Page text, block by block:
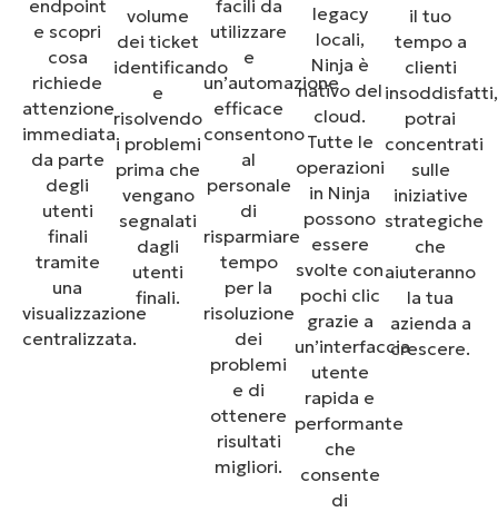
endpoint
e scopri
cosa
richiede
attenzione
immediata
da parte
degli
utenti
finali
tramite
una
visualizzazione
centralizzata.
volume
dei ticket
identificando
e
risolvendo
i problemi
prima che
vengano
segnalati
dagli
utenti
finali.
facili da
utilizzare
e
un’automazione
efficace
consentono
al
personale
di
risparmiare
tempo
per la
risoluzione
dei
problemi
e di
ottenere
risultati
migliori.
legacy
locali,
Ninja è
nativo del
cloud.
Tutte le
operazioni
in Ninja
possono
essere
svolte con
pochi clic
grazie a
un’interfaccia
utente
rapida e
performante
che
consente
di
il tuo
tempo a
clienti
insoddisfatti,
potrai
concentrati
sulle
iniziative
strategiche
che
aiuteranno
la tua
azienda a
crescere.